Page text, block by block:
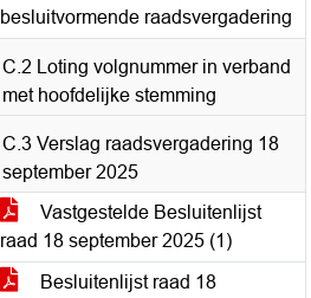
besluitvormende raadsvergadering
C.2 Loting volgnummer in verband
met hoofdelijke stemming
C.3 Verslag raadsvergadering 18
september 2025
Vastgestelde Besluitenlijst
raad 18 september 2025 (1)
Besluitenlijst raad 18